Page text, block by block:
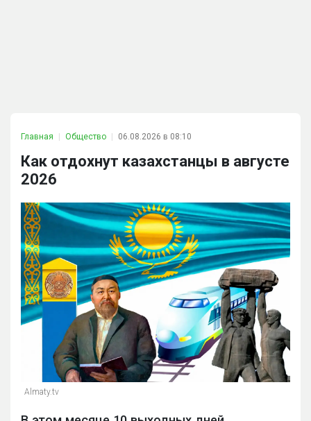
Главная Общество 06.08.2026 в 08:10
Как отдохнут казахстанцы в августе
2026
Almaty.tv